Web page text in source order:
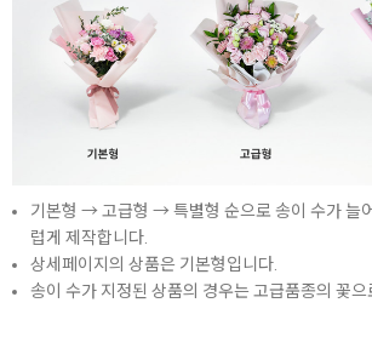
기본형 → 고급형 → 특별형 순으로 송이 수가 늘
럽게 제작합니다.
상세페이지의 상품은 기본형입니다.
송이 수가 지정된 상품의 경우는 고급품종의 꽃으